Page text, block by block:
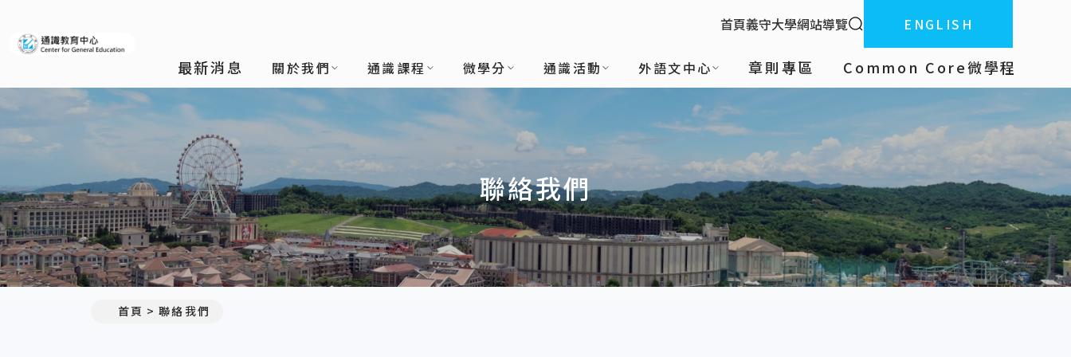
:::
首頁義守大學網站導覽 全站搜索ENGLISH
最新消息 關於我們 通識課程 微學分 通識活動 外語文中心 章則專區 Common Core微學程
聯絡我們
首頁 聯絡我們